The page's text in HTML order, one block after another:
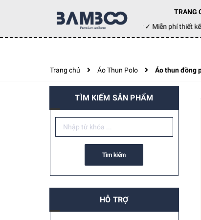
TRANG
Đặt hàng hôm nay ✓ Miễn phí thiết
Trang chủ Áo Thun Polo Áo thun đồng
TÌM KIẾM SẢN PHẨM
Tìm kiếm
HỖ TRỢ